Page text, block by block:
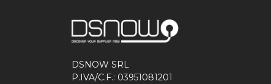
DSNOW SRL
P.IVA/C.F.: 03951081201